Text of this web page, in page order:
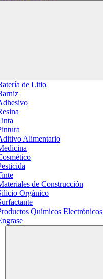
de Litio
Alimentario
de Construcción
Orgánico
Químicos Electrónicos